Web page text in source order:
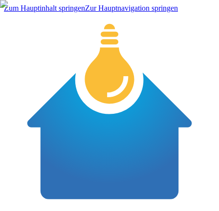
Zum Hauptinhalt springenZur Hauptnavigation springen